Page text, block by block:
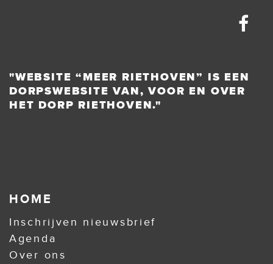
"WEBSITE “MEER RIETHOVEN” IS EEN
DORPSWEBSITE VAN, VOOR EN OVER
HET DORP RIETHOVEN."
HOME
Inschrijven nieuwsbrief
Agenda
Over ons